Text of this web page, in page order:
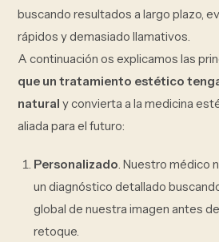
buscando resultados a largo plazo,
rápidos y demasiado llamativos.
A continuación os explicamos las
que un tratamiento estético
natural y convierta a la medicina
aliada para el futuro:
Personalizado. Nuestro médico
un diagnóstico detallado
global de nuestra imagen antes
retoque.